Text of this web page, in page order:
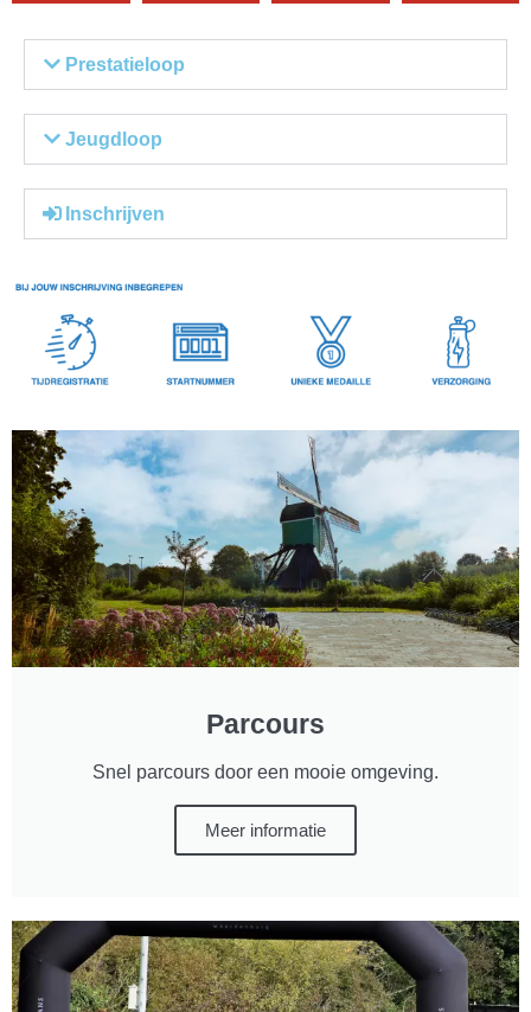
Prestatieloop
Jeugdloop
Inschrijven
Parcours
Snel parcours door een mooie omgeving.
Meer informatie